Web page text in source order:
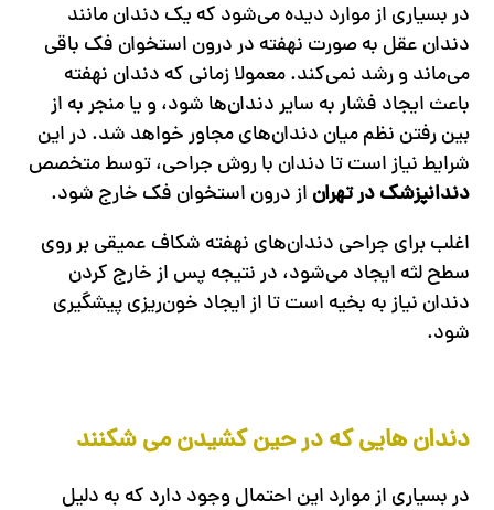
در بسیاری از موارد دیده می‌شود که یک دندان مانند
دندان عقل به صورت نهفته در درون استخوان فک باقی
می‌ماند و رشد نمی‌کند. معمولا زمانی که دندان نهفته
باعث ایجاد فشار به سایر دندان‌ها شود، و یا منجر به از
بین رفتن نظم میان دندان‌های مجاور خواهد شد. در این
شرایط نیاز است تا دندان با روش جراحی، توسط متخصص
دندانپزشک در تهران از درون استخوان فک خارج شود.
اغلب برای جراحی دندان‌های نهفته شکاف عمیقی بر روی
سطح لثه ایجاد می‌شود، در نتیجه پس از خارج کردن
دندان نیاز به بخیه است تا از ایجاد خون‌ریزی پیشگیری
شود.
دندان هایی که در حین کشیدن می شکنند
در بسیاری از موارد این احتمال وجود دارد که به دلیل